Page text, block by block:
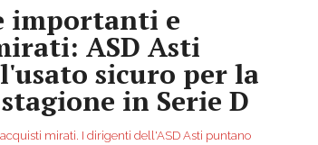
importanti e
ASD Asti
sicuro per la
in Serie D
mirati. I dirigenti dell'ASD Asti puntano